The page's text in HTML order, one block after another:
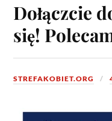
Dołączcie
się!
STREFAKOBIET.ORG